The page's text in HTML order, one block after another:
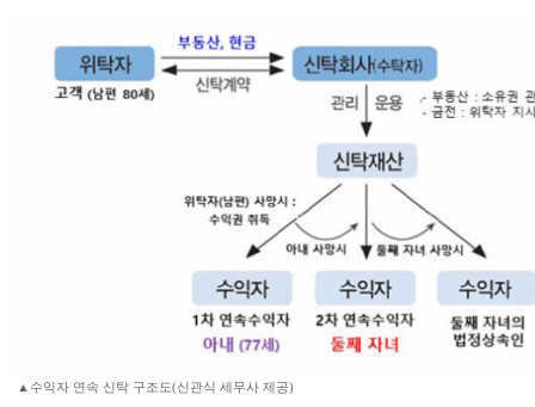
▲수익자 연속 신탁 구조도(신관식 세무사 제공)